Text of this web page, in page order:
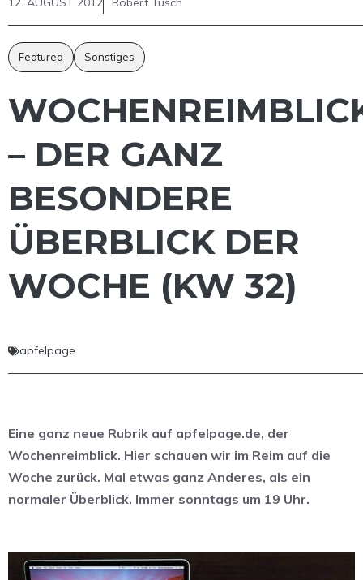
Featured Sonstiges
– DER GANZ
BESONDERE
ÜBERBLICK DER
WOCHE (KW 32)
apfelpage
Eine ganz neue Rubrik auf apfelpage.de, der
Wochenreimblick. Hier schauen wir im Reim auf die
Woche zurück. Mal etwas ganz Anderes, als ein
normaler Überblick. Immer sonntags um 19 Uhr.